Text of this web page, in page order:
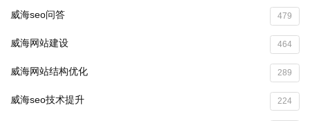
威海seo问答 479
威海网站建设 464
威海网站结构优化 289
威海seo技术提升 224